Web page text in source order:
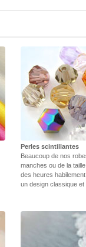
Perles scintillantes
Beaucoup de nos
manches ou de la
des heures
un design classique